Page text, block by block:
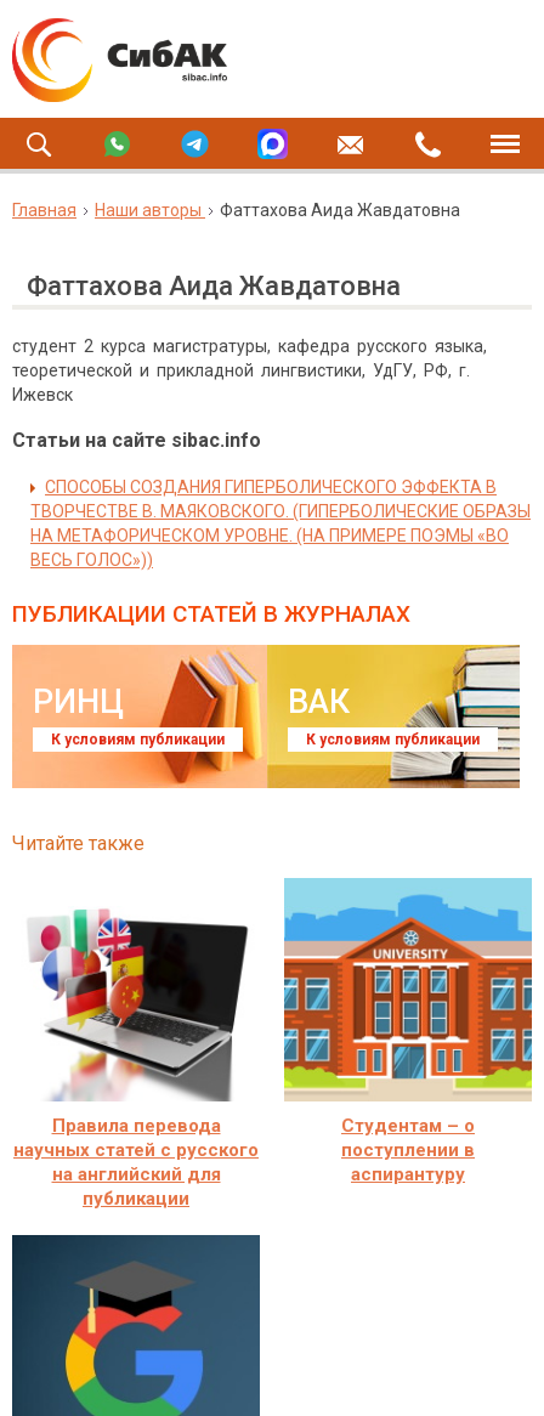
Главная Наши авторы Фаттахова Аида Жавдатовна
Фаттахова Аида Жавдатовна
студент 2 курса магистратуры, кафедра русского языка,
теоретической и прикладной лингвистики, УдГУ, РФ, г.
Ижевск
Статьи на сайте sibac.info
СПОСОБЫ СОЗДАНИЯ ГИПЕРБОЛИЧЕСКОГО ЭФФЕКТА В
ТВОРЧЕСТВЕ В. МАЯКОВСКОГО. (ГИПЕРБОЛИЧЕСКИЕ ОБРАЗЫ
НА МЕТАФОРИЧЕСКОМ УРОВНЕ. (НА ПРИМЕРЕ ПОЭМЫ «ВО
ВЕСЬ ГОЛОС»))
ПУБЛИКАЦИИ СТАТЕЙ В ЖУРНАЛАХ
РИНЦ
К условиям публикации
ВАК
К условиям публикации
Читайте также
Правила перевода
научных статей с русского
на английский для
публикации
Студентам – о
поступлении в
аспирантуру